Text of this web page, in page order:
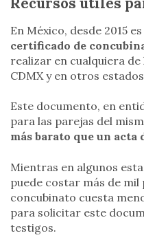
En México, desde 2015
certificado de
realizar en cualquiera
CDMX y en otros
Este documento, en
para las parejas del
más barato que un
Mientras en algunos
puede costar más de mil
concubinato cuesta
para solicitar este
testigos.